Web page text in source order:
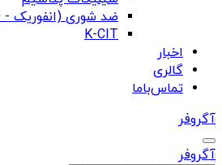
ضد شوری (انفوریک - NANO)
K-CIT
اخبار
گالری
تماس‌باما
آگروفر
آگروفر